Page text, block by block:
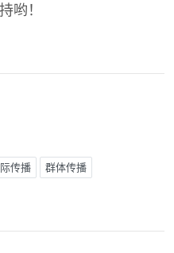
哟！
传播 群体传播